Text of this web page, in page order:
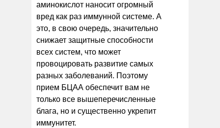
аминокислот наносит огромный
вред как раз иммунной системе. А
это, в свою очередь, значительно
снижает защитные способности
всех систем, что может
провоцировать развитие самых
разных заболеваний. Поэтому
прием БЦАА обеспечит вам не
только все вышеперечисленные
блага, но и существенно укрепит
иммунитет.